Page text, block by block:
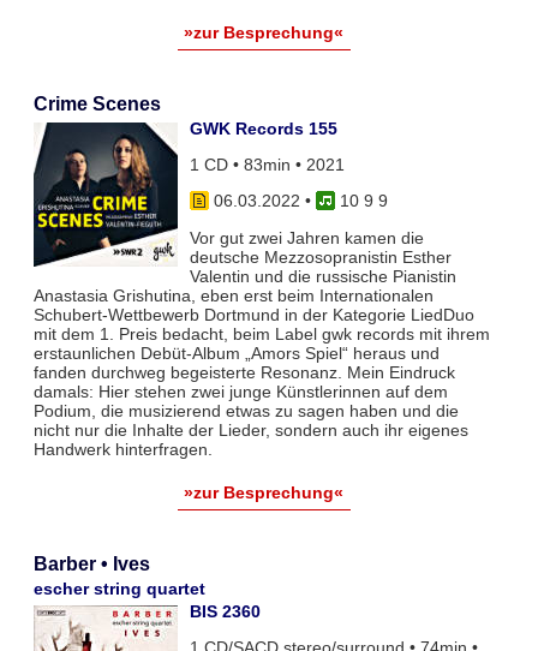
»zur Besprechung«
Crime Scenes
GWK Records 155
1 CD • 83min • 2021
06.03.2022 •
10 9 9
Vor gut zwei Jahren kamen die
deutsche Mezzosopranistin Esther
Valentin und die russische Pianistin
Anastasia Grishutina, eben erst beim Internationalen
Schubert-Wettbewerb Dortmund in der Kategorie LiedDuo
mit dem 1. Preis bedacht, beim Label gwk records mit ihrem
erstaunlichen Debüt-Album „Amors Spiel“ heraus und
fanden durchweg begeisterte Resonanz. Mein Eindruck
damals: Hier stehen zwei junge Künstlerinnen auf dem
Podium, die musizierend etwas zu sagen haben und die
nicht nur die Inhalte der Lieder, sondern auch ihr eigenes
Handwerk hinterfragen.
»zur Besprechung«
Barber • Ives
escher string quartet
BIS 2360